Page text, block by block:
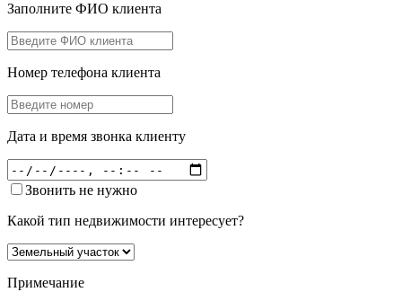
Заполните ФИО клиента
Номер телефона клиента
Дата и время звонка клиенту
Звонить не нужно
Какой тип недвижимости интересует?
Примечание